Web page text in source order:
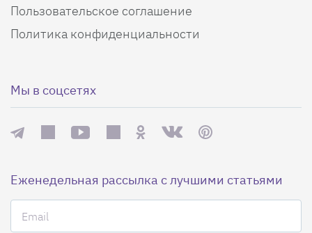
Пользовательское соглашение
Политика конфиденциальности
Мы в соцсетях
Еженедельная рассылка с лучшими статьями